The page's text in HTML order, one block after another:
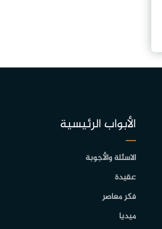
الأبواب الرئيسية
الاسئلة والأجوبة
عقيدة
فكر معاصر
ميديا